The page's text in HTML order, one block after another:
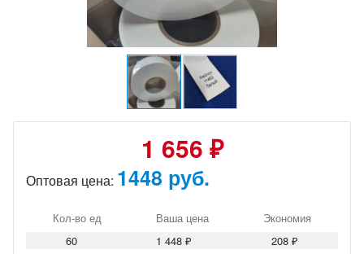
1 656 ₽
Оптовая цена: 1448 руб.
Кол-во ед Ваша цена
Экономия
60
1 448 ₽ 208 ₽